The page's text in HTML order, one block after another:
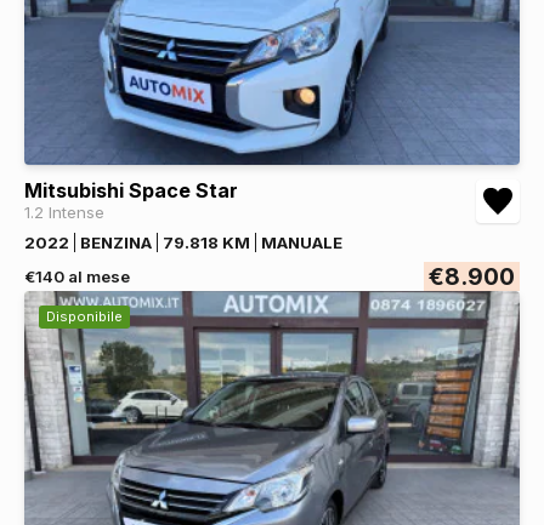
Mitsubishi Space Star
1.2 Intense
2022
BENZINA 79.818 KM
MANUALE
€140 al mese
€8.900
Disponibile